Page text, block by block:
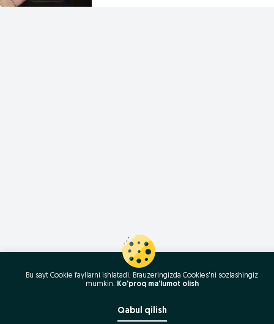
Bu sayt Cookie fayllarni ishlatadi. Brauzeringizda Cookies'ni sozlashingiz
mumkin. Ko'proq ma'lumot olish
Qabul qilish